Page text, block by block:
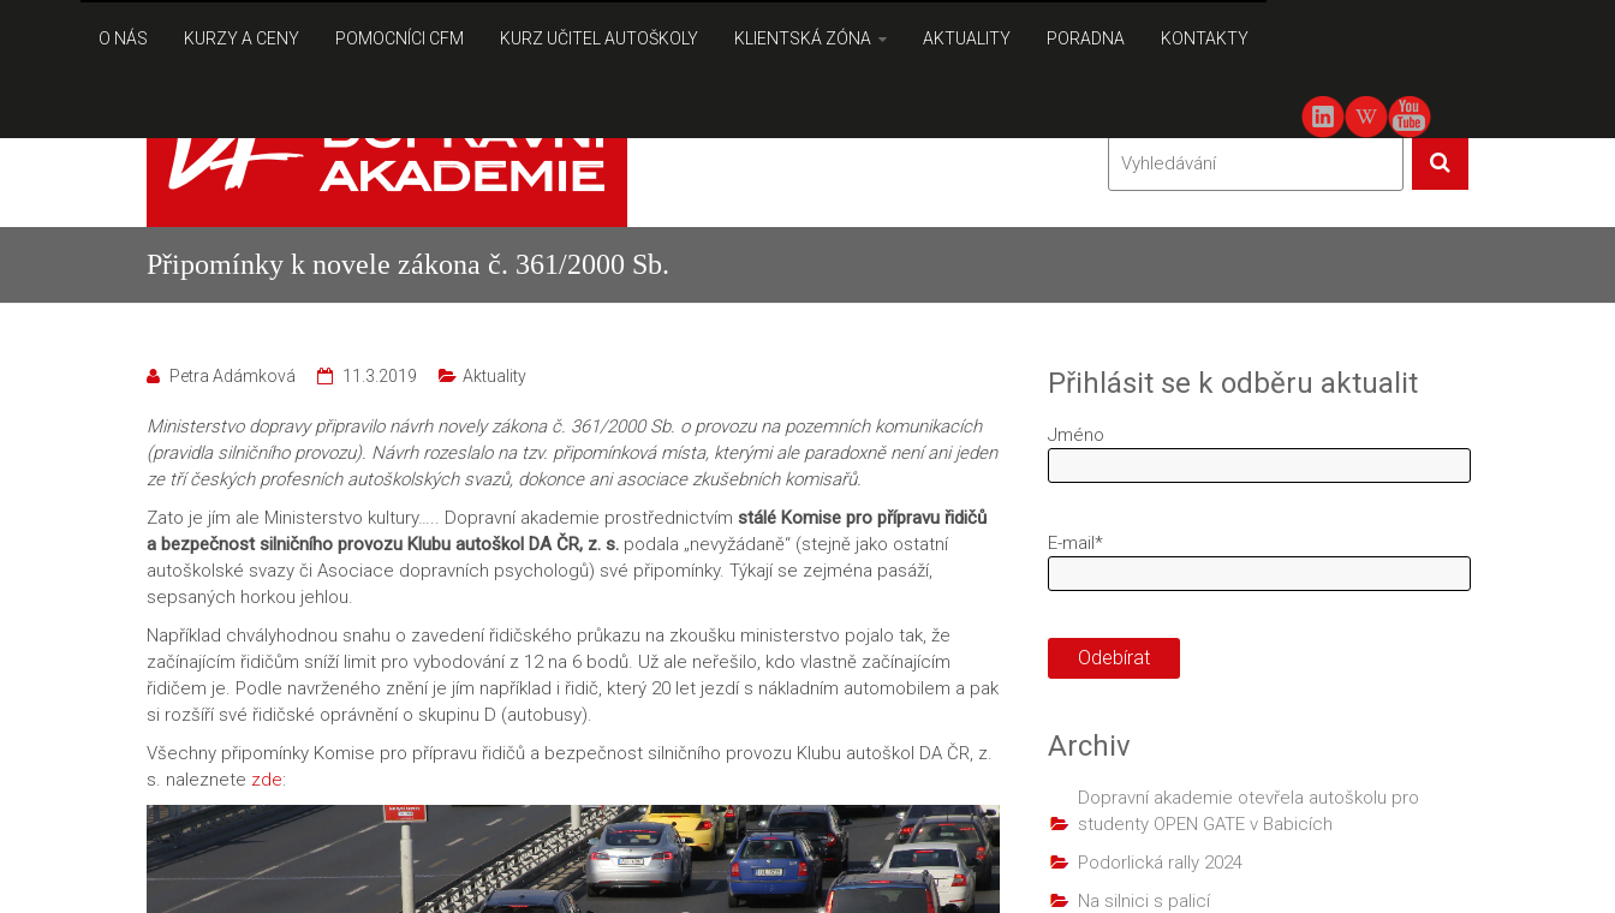
O NÁS KURZY A CENY POMOCNÍCI CFM KURZ UČITEL AUTOŠKOLY KLIENTSKÁ ZÓNA AKTUALITY PORADNA KONTAKTY
Připomínky k novele zákona č. 361/2000 Sb.
Petra Adámková 11.3.2019 Aktuality
Ministerstvo dopravy připravilo návrh novely zákona č. 361/2000 Sb. o provozu na pozemních komunikacích
(pravidla silničního provozu). Návrh rozeslalo na tzv. připomínková místa, kterými ale paradoxně není ani jeden
ze tří českých profesních autoškolských svazů, dokonce ani asociace zkušebních komisařů.
Zato je jím ale Ministerstvo kultury….. Dopravní akademie prostřednictvím stálé Komise pro přípravu řidičů
a bezpečnost silničního provozu Klubu autoškol DA ČR, z. s. podala „nevyžádaně“ (stejně jako ostatní
autoškolské svazy či Asociace dopravních psychologů) své připomínky. Týkají se zejména pasáží,
sepsaných horkou jehlou.
Například chvályhodnou snahu o zavedení řidičského průkazu na zkoušku ministerstvo pojalo tak, že
začínajícím řidičům sníží limit pro vybodování z 12 na 6 bodů. Už ale neřešilo, kdo vlastně začínajícím
řidičem je. Podle navrženého znění je jím například i řidič, který 20 let jezdí s nákladním automobilem a pak
si rozšíří své řidičské oprávnění o skupinu D (autobusy).
Všechny připomínky Komise pro přípravu řidičů a bezpečnost silničního provozu Klubu autoškol DA ČR, z.
s. naleznete zde:
Přihlásit se k odběru aktualit
Jméno
E-mail*
Archiv
Dopravní akademie otevřela autoškolu pro
studenty OPEN GATE v Babicích
Podorlická rally 2024
Na silnici s palicí